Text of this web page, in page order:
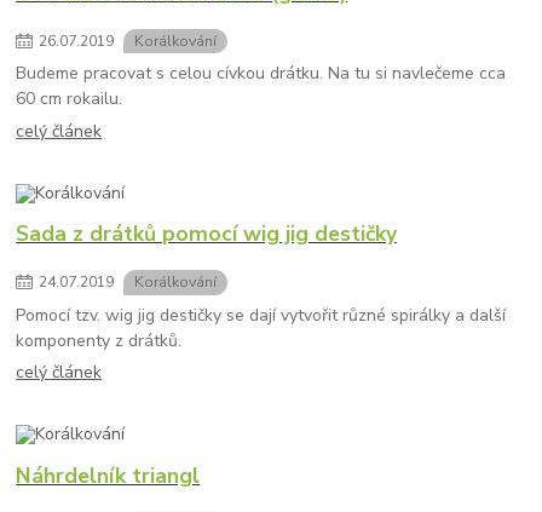
26.07.2019 Korálkování
Budeme pracovat s celou cívkou drátku. Na tu si navlečeme cca
60 cm rokailu.
celý článek
Sada z drátků pomocí wig jig destičky
24.07.2019 Korálkování
Pomocí tzv. wig jig destičky se dají vytvořit různé spirálky a další
komponenty z drátků.
celý článek
Náhrdelník triangl